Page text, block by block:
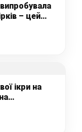
– цей
ікри на
в